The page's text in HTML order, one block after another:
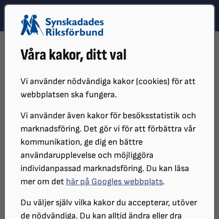
Våra kakor, ditt val
Vi använder nödvändiga kakor (cookies) för att
webbplatsen ska fungera.
Vi använder även kakor för besöksstatistik och
marknadsföring. Det gör vi för att förbättra vår
kommunikation, ge dig en bättre
användarupplevelse och möjliggöra
individanpassad marknadsföring. Du kan läsa
mer om det här på Googles webbplats.
Du väljer själv vilka kakor du accepterar, utöver
de nödvändiga. Du kan alltid ändra eller dra
Hoppa till innehåll
Hoppa till hitta snabbt
SRF: REGERINGENS BESKED OM FÄRDTJÄNSTFRÅGAN ÄR ETT SVEK
SRF: Regeringens besked om